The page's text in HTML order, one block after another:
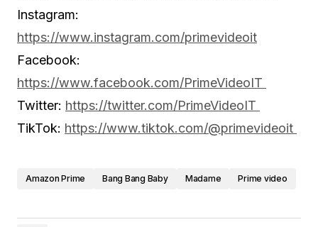
Instagram:
https://www.instagram.com/primevideoit
Facebook:
https://www.facebook.com/PrimeVideoIT
Twitter: https://twitter.com/PrimeVideoIT
TikTok: https://www.tiktok.com/@primevideoit
Amazon Prime Bang Bang Baby Madame Prime video